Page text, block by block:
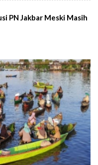
PN Jakbar Meski Masih